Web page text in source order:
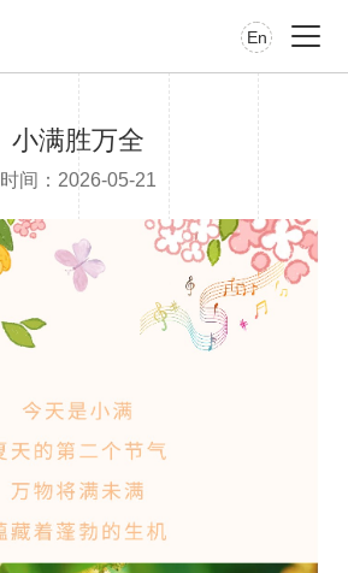
En
小满胜万全
时间：2026-05-21